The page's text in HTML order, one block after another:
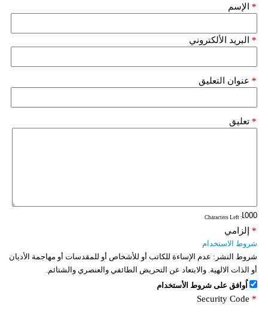
الإسم *
البريد الألكتروني *
عنوان التعليق *
تعليق *
: Characters Left
إلزامي *
شروط الاستخدام
شروط النشر: عدم الإساءة للكاتب أو للأشخاص أو للمقدسات أو مهاجمة الأديان
أو الذات الالهية. والابتعاد عن التحريض الطائفي والعنصري والشتائم.
اُوافق على شروط الأستخدام
Security Code *